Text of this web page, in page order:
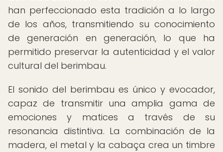
han perfeccionado esta tradición a lo largo
de los años, transmitiendo su conocimiento
de generación en generación, lo que ha
permitido preservar la autenticidad y el valor
cultural del berimbau.
El sonido del berimbau es único y evocador,
capaz de transmitir una amplia gama de
emociones y matices a través de su
resonancia distintiva. La combinación de la
madera, el metal y la cabaça crea un timbre